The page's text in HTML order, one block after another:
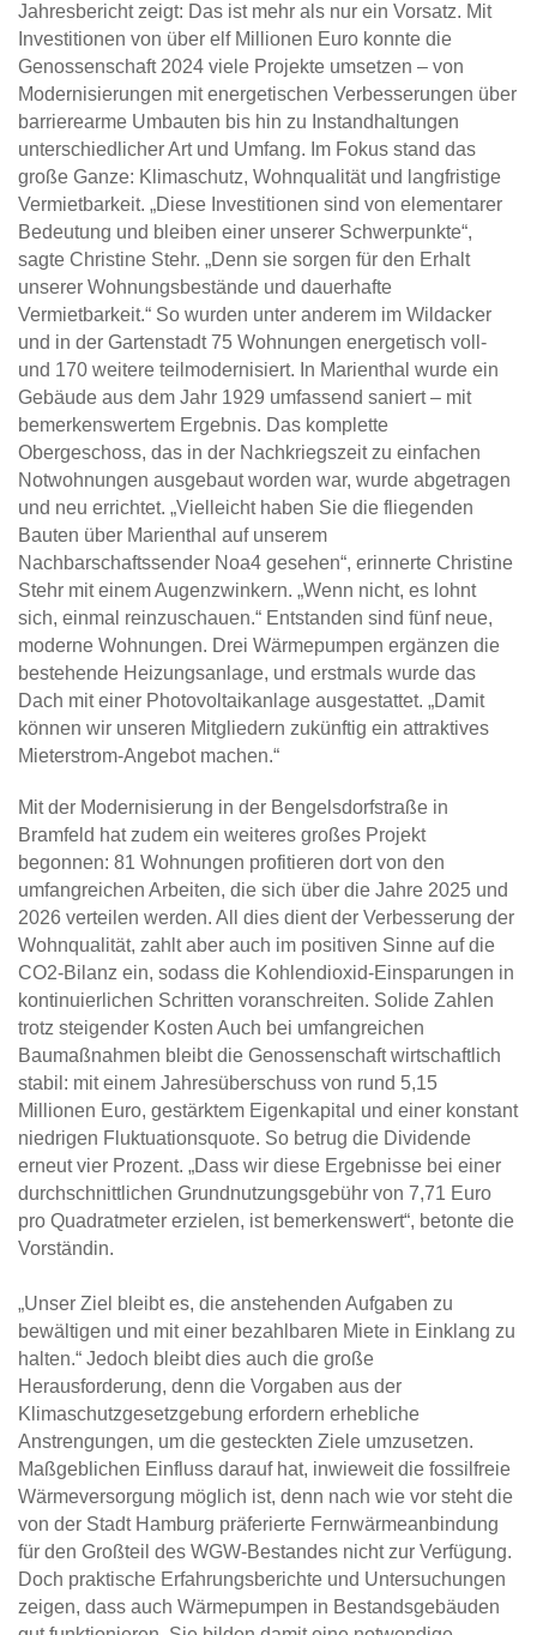
Jahresbericht zeigt: Das ist mehr als nur ein Vorsatz. Mit
Investitionen von über elf Millionen Euro konnte die
Genossenschaft 2024 viele Projekte umsetzen – von
Modernisierungen mit energetischen Verbesserungen über
barrierearme Umbauten bis hin zu Instandhaltungen
unterschiedlicher Art und Umfang. Im Fokus stand das
große Ganze: Klimaschutz, Wohnqualität und langfristige
Vermietbarkeit. „Diese Investitionen sind von elementarer
Bedeutung und bleiben einer unserer Schwerpunkte“,
sagte Christine Stehr. „Denn sie sorgen für den Erhalt
unserer Wohnungsbestände und dauerhafte
Vermietbarkeit.“ So wurden unter anderem im Wildacker
und in der Gartenstadt 75 Wohnungen energetisch voll-
und 170 weitere teilmodernisiert. In Marienthal wurde ein
Gebäude aus dem Jahr 1929 umfassend saniert – mit
bemerkenswertem Ergebnis. Das komplette
Obergeschoss, das in der Nachkriegszeit zu einfachen
Notwohnungen ausgebaut worden war, wurde abgetragen
und neu errichtet. „Vielleicht haben Sie die fliegenden
Bauten über Marienthal auf unserem
Nachbarschaftssender Noa4 gesehen“, erinnerte Christine
Stehr mit einem Augenzwinkern. „Wenn nicht, es lohnt
sich, einmal reinzuschauen.“ Entstanden sind fünf neue,
moderne Wohnungen. Drei Wärmepumpen ergänzen die
bestehende Heizungsanlage, und erstmals wurde das
Dach mit einer Photovoltaikanlage ausgestattet. „Damit
können wir unseren Mitgliedern zukünftig ein attraktives
Mieterstrom-Angebot machen.“
Mit der Modernisierung in der Bengelsdorfstraße in
Bramfeld hat zudem ein weiteres großes Projekt
begonnen: 81 Wohnungen profitieren dort von den
umfangreichen Arbeiten, die sich über die Jahre 2025 und
2026 verteilen werden. All dies dient der Verbesserung der
Wohnqualität, zahlt aber auch im positiven Sinne auf die
CO2-Bilanz ein, sodass die Kohlendioxid-Einsparungen in
kontinuierlichen Schritten voranschreiten. Solide Zahlen
trotz steigender Kosten Auch bei umfangreichen
Baumaßnahmen bleibt die Genossenschaft wirtschaftlich
stabil: mit einem Jahresüberschuss von rund 5,15
Millionen Euro, gestärktem Eigenkapital und einer konstant
niedrigen Fluktuationsquote. So betrug die Dividende
erneut vier Prozent. „Dass wir diese Ergebnisse bei einer
durchschnittlichen Grundnutzungsgebühr von 7,71 Euro
pro Quadratmeter erzielen, ist bemerkenswert“, betonte die
Vorständin.
„Unser Ziel bleibt es, die anstehenden Aufgaben zu
bewältigen und mit einer bezahlbaren Miete in Einklang zu
halten.“ Jedoch bleibt dies auch die große
Herausforderung, denn die Vorgaben aus der
Klimaschutzgesetzgebung erfordern erhebliche
Anstrengungen, um die gesteckten Ziele umzusetzen.
Maßgeblichen Einfluss darauf hat, inwieweit die fossilfreie
Wärmeversorgung möglich ist, denn nach wie vor steht die
von der Stadt Hamburg präferierte Fernwärmeanbindung
für den Großteil des WGW-Bestandes nicht zur Verfügung.
Doch praktische Erfahrungsberichte und Untersuchungen
zeigen, dass auch Wärmepumpen in Bestandsgebäuden